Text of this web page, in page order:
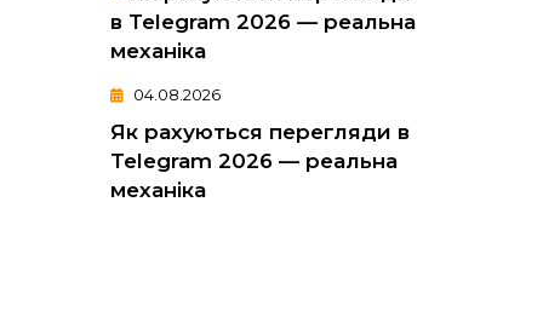
04.08.2026
Як рахуються перегляди в
Telegram 2026 — реальна
механіка